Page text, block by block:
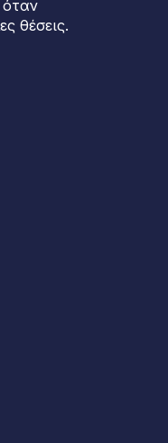
όταν
θέσεις.